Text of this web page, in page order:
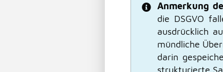
Anmerkung
die DSGVO
ausdrücklich
mündliche
darin
strukturierte